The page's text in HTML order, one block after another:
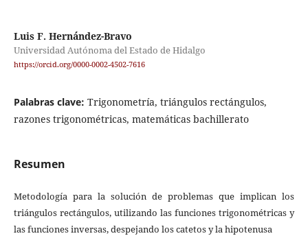
Luis F. Hernández-Bravo
Universidad Autónoma del Estado de Hidalgo
https://orcid.org/0000-0002-4502-7616
Palabras clave: Trigonometría, triángulos rectángulos,
razones trigonométricas, matemáticas bachillerato
Resumen
Metodología para la solución de problemas que implican los
triángulos rectángulos, utilizando las funciones trigonométricas y
las funciones inversas, despejando los catetos y la hipotenusa